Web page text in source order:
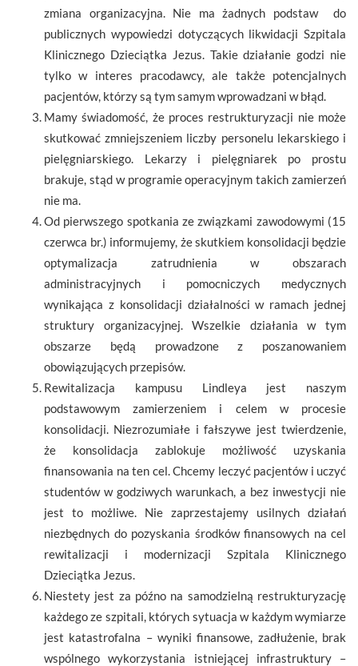
zmiana organizacyjna. Nie ma żadnych podstaw do
publicznych wypowiedzi dotyczących likwidacji Szpitala
Klinicznego Dzieciątka Jezus. Takie działanie godzi nie
tylko w interes pracodawcy, ale także potencjalnych
pacjentów, którzy są tym samym wprowadzani w błąd.
Mamy świadomość, że proces restrukturyzacji nie może
skutkować zmniejszeniem liczby personelu lekarskiego i
pielęgniarskiego. Lekarzy i pielęgniarek po prostu
brakuje, stąd w programie operacyjnym takich zamierzeń
nie ma.
Od pierwszego spotkania ze związkami zawodowymi (15
czerwca br.) informujemy, że skutkiem konsolidacji będzie
optymalizacja zatrudnienia w obszarach
administracyjnych i pomocniczych medycznych
wynikająca z konsolidacji działalności w ramach jednej
struktury organizacyjnej. Wszelkie działania w tym
obszarze będą prowadzone z poszanowaniem
obowiązujących przepisów.
Rewitalizacja kampusu Lindleya jest naszym
podstawowym zamierzeniem i celem w procesie
konsolidacji. Niezrozumiałe i fałszywe jest twierdzenie,
że konsolidacja zablokuje możliwość uzyskania
finansowania na ten cel. Chcemy leczyć pacjentów i uczyć
studentów w godziwych warunkach, a bez inwestycji nie
jest to możliwe. Nie zaprzestajemy usilnych działań
niezbędnych do pozyskania środków finansowych na cel
rewitalizacji i modernizacji Szpitala Klinicznego
Dzieciątka Jezus.
Niestety jest za późno na samodzielną restrukturyzację
każdego ze szpitali, których sytuacja w każdym wymiarze
jest katastrofalna – wyniki finansowe, zadłużenie, brak
wspólnego wykorzystania istniejącej infrastruktury –